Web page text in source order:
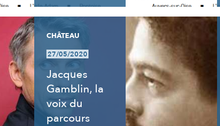
CHÂTEAU
27/05/2020
Jacques
Gamblin, la
voix du
parcours